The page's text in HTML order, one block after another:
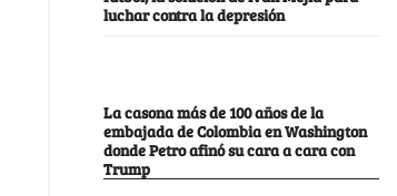
luchar contra la depresión
La casona más de 100 años de la
embajada de Colombia en Washington
donde Petro afinó su cara a cara con
Trump